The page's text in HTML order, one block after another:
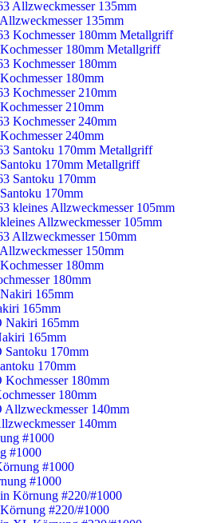
135mm
180mm Metallgriff
180mm
210mm
240mm
170mm Metallgriff
170mm
Allzweckmesser 105mm
150mm
180mm
165mm
165mm
170mm
180mm
140mm
#1000
#1000
#220/#1000